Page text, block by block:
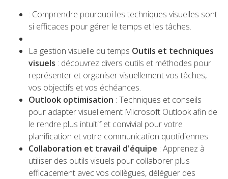
: Comprendre pourquoi les techniques visuelles sont
si efficaces pour gérer le temps et les tâches.
La gestion visuelle du temps Outils et techniques
visuels : découvrez divers outils et méthodes pour
représenter et organiser visuellement vos tâches,
vos objectifs et vos échéances.
Outlook optimisation : Techniques et conseils
pour adapter visuellement Microsoft Outlook afin de
le rendre plus intuitif et convivial pour votre
planification et votre communication quotidiennes.
Collaboration et travail d'équipe : Apprenez à
utiliser des outils visuels pour collaborer plus
efficacement avec vos collègues, déléguer des